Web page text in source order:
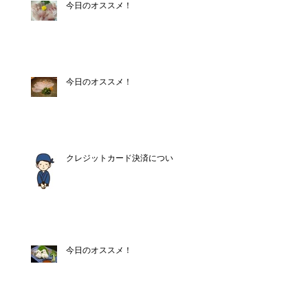
今日のオススメ！
今日のオススメ！
クレジットカード決済について
今日のオススメ！